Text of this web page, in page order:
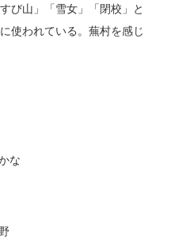
び山」「雪女」「閉校」と
使われている。蕪村を感じ
な